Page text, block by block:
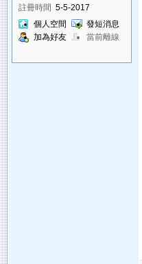
註冊時間 5-5-2017
個人空間
發短消息
加為好友
當前離線